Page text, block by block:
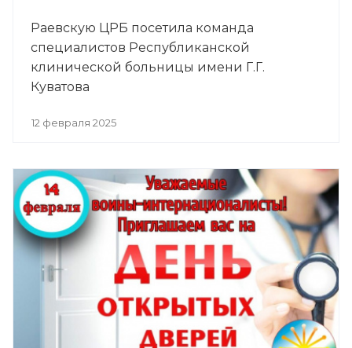
Раевскую ЦРБ посетила команда
специалистов Республиканской
клинической больницы имени Г.Г.
Куватова
12 февраля 2025